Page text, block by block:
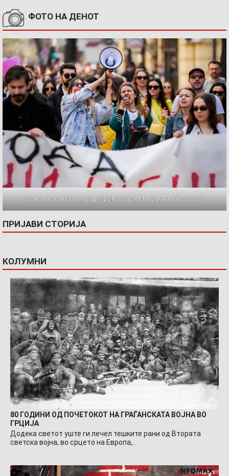
ФОТО НА ДЕНОТ
Осмомартовски Марш / Фото: Сара Митрички, 08.03.2026
ПРИЈАВИ СТОРИЈА
КОЛУМНИ
80 ГОДИНИ ОД ПОЧЕТОКОТ НА ГРАЃАНСКАТА ВОЈНА ВО
ГРЦИЈА
Додека светот уште ги лечел тешките рани од Втората
светска војна, во срцето на Европа,…